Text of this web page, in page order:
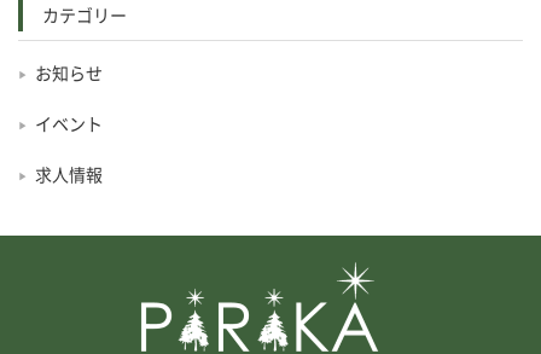
カテゴリー
お知らせ
イベント
求人情報